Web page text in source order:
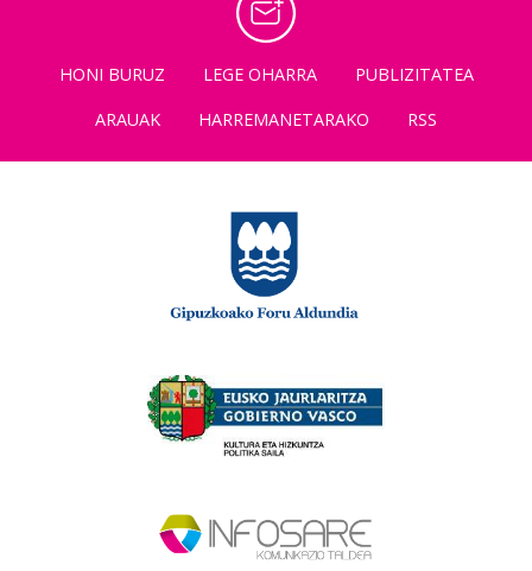
HONI BURUZ LEGE OHARRA
PUBLIZITATEA
ARAUAK
HARREMANETARAKO RSS